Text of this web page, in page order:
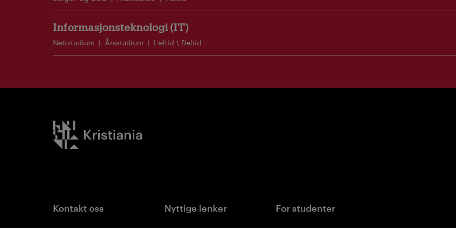
Informasjonsteknologi (IT)
Nettstudium Årsstudium Heltid \ Deltid
Kristiania logo
Kontakt oss Nyttige lenker For studenter